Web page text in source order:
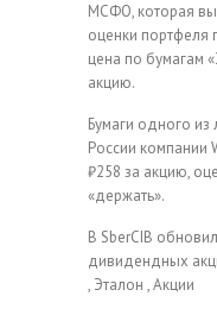
МСФО, которая
оценки портфеля
цена по бумагам
акцию.
Бумаги одного
России компании
₽258 за акцию,
«держать».
В SberCIB
дивидендных
, Эталон , Акции